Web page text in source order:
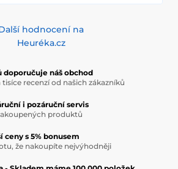
hodnocení na
Heuréka.cz
doporučuje náš obchod
tisíce recenzí od našich zákazníků
i pozáruční servis
produktů
ceny s 5% bonusem
že nakoupíte nejvýhodněji